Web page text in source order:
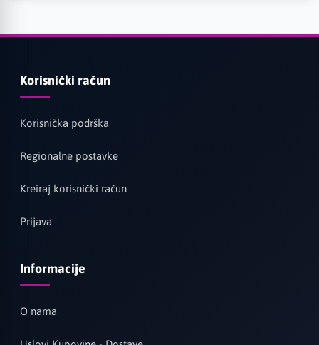
Korisnički račun
Korisnička podrška
Regionalne postavke
Kreiraj korisnički račun
Prijava
Informacije
O nama